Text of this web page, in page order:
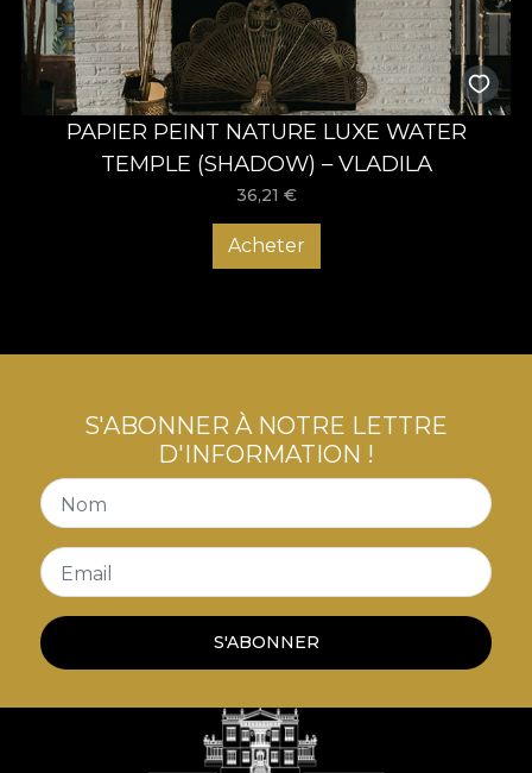
PAPIER PEINT NATURE LUXE WATER
TEMPLE (SHADOW) – VLADILA
36,21 €
Acheter
S'ABONNER À NOTRE LETTRE
D'INFORMATION !
Nom
Email
S'ABONNER